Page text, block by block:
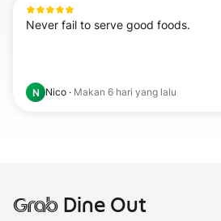
Never fail to serve good foods.
N Nico · Makan 6 hari yang lalu
GrabDine Out